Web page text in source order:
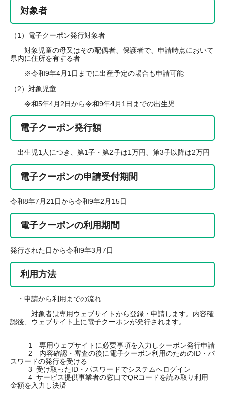
対象者
（1）電子クーポン発行対象者
対象児童の母又はその配偶者、保護者で、申請時点において
県内に住所を有する者
※令和9年4月1日までに出産予定の場合も申請可能
（2）対象児童
令和5年4月2日から令和9年4月1日までの出生児
電子クーポン発行額
出生児1人につき、第1子・第2子は1万円、第3子以降は2万円
電子クーポンの申請受付期間
令和8年7月21日から令和9年2月15日
電子クーポンの利用期間
発行された日から令和9年3月7日
利用方法
・申請から利用までの流れ
対象者は専用ウェブサイトから登録・申請します。内容確
認後、ウェブサイト上に電子クーポンが発行されます。
1 専用ウェブサイトに必要事項を入力しクーポン発行申請
2 内容確認・審査の後に電子クーポン利用のためのID・パ
スワードの発行を受ける
3 受け取ったID・パスワードでシステムへログイン
4 サービス提供事業者の窓口でQRコードを読み取り利用
金額を入力し決済